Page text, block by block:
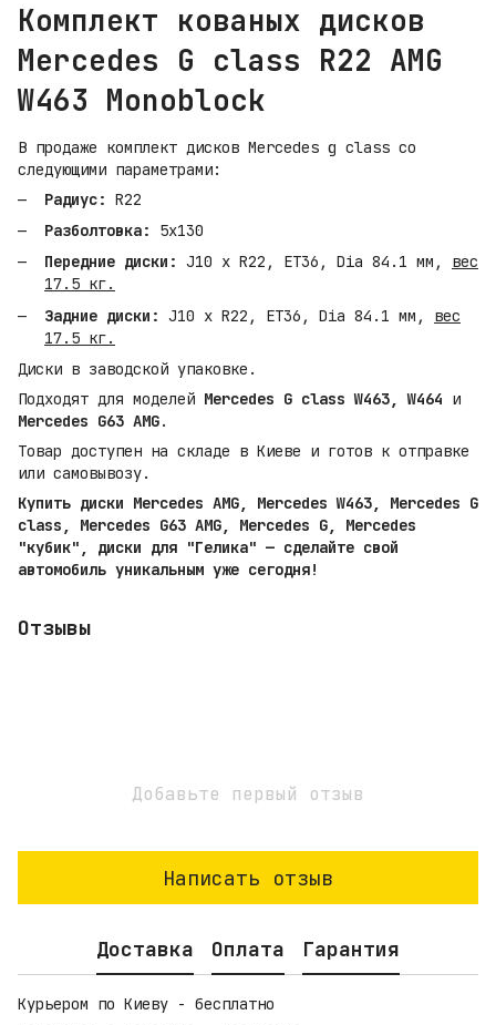
Комплект кованых дисков
Mercedes G class R22 AMG
W463 Monoblock
В продаже комплект дисков Mercedes g class со
следующими параметрами:
Радиус: R22
Разболтовка:
5x130
Передние диски: J10 x R22, ET36, Dia 84.1 мм, вес
17.5 кг.
Задние диски: J10 x R22, ET36, Dia 84.1 мм, вес
17.5 кг.
Диски в заводской упаковке.
Подходят для моделей Mercedes G class W463, W464 и
Mercedes G63 AMG.
Товар доступен на складе в Киеве и готов к отправке
или самовывозу.
Купить диски Mercedes AMG, Mercedes W463, Mercedes G
class, Mercedes G63 AMG, Mercedes G, Mercedes
"кубик", диски для "Гелика" — сделайте свой
автомобиль уникальным уже сегодня!
Отзывы
Добавьте первый отзыв
Написать отзыв
Доставка Оплата Гарантия
Курьером по Киеву - бесплатно